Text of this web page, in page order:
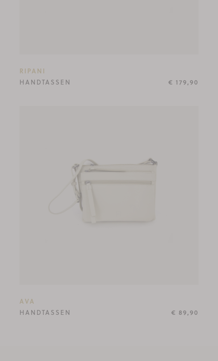
RIPANI
HANDTASSEN
€ 179,90
AVA
HANDTASSEN
€ 89,90